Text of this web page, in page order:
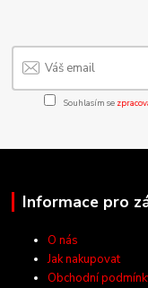
Souhlasím se
Informace pro
O nás
Jak nakupovat
Obchodní